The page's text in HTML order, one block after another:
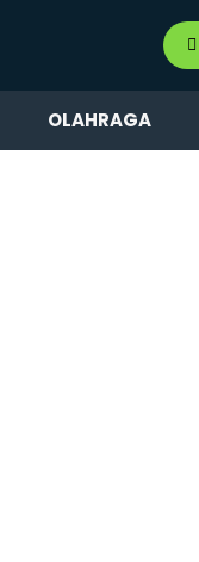
OLAHRAGA